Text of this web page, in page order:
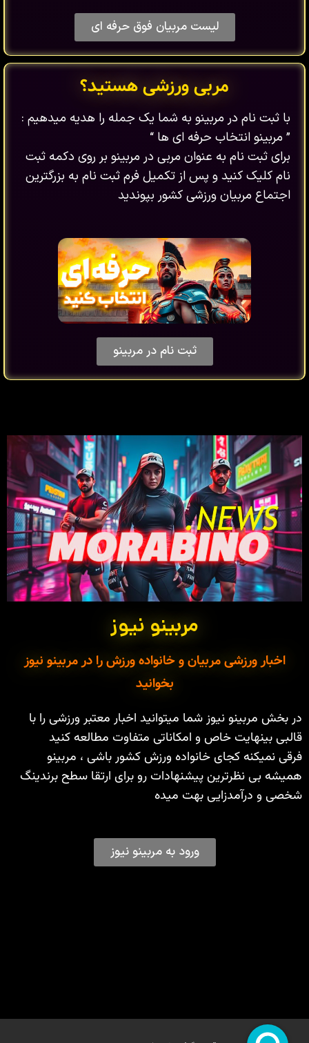
لیست مربیان فوق حرفه ای
مربی ورزشی هستید؟
با ثبت نام در مربینو به شما یک جمله را هدیه میدهیم :
” مربینو انتخاب حرفه ای ها “
برای ثبت نام به عنوان مربی در مربینو بر روی دکمه ثبت
نام کلیک کنید و پس از تکمیل فرم ثبت نام به بزرگترین
اجتماع مربیان ورزشی کشور بپوندید
ثبت نام در مربینو
مربینو نیوز
اخبار ورزشی مربیان و خانواده ورزش را در مربینو نیوز
بخوانید
در بخش مربینو نیوز شما میتوانید اخبار معتبر ورزشی را با
قالبی بینهایت خاص و امکاناتی متفاوت مطالعه کنید
فرقی نمیکنه کجای خانواده ورزش کشور باشی ، مربینو
همیشه بی نظرترین پیشنهادات رو برای ارتقا سطح برندینگ
شخصی و درآمدزایی بهت میده
ورود به مربینو نیوز